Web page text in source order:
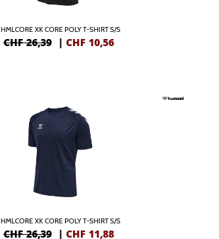
HMLCORE XK CORE POLY T-SHIRT S/S
CHF 26,39 | CHF 10,56
HMLCORE XK CORE POLY T-SHIRT S/S
CHF 26,39 | CHF 11,88